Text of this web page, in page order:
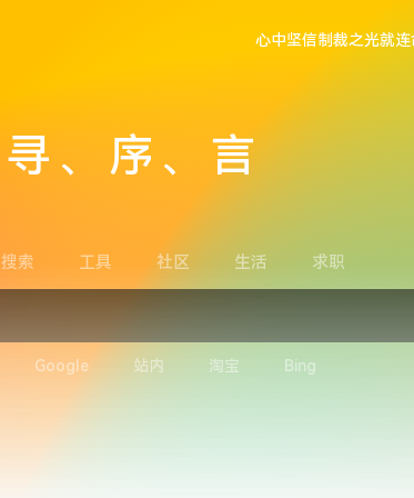
心中坚信制裁之光就连
寻、序、言
搜索 工具 社区 生活 求职
Google 站内 淘宝 Bing